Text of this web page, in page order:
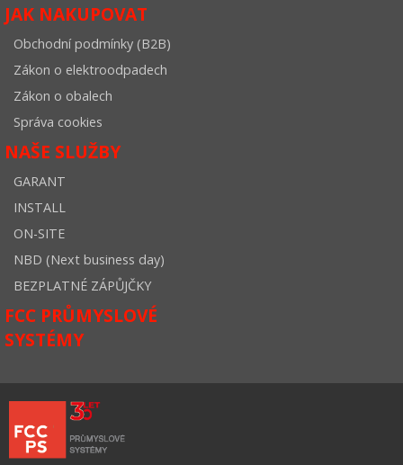
JAK NAKUPOVAT
Obchodní podmínky (B2B)
Zákon o elektroodpadech
Zákon o obalech
Správa cookies
NAŠE SLUŽBY
GARANT
INSTALL
ON-SITE
NBD (Next business day)
BEZPLATNÉ ZÁPŮJČKY
FCC PRŮMYSLOVÉ
SYSTÉMY